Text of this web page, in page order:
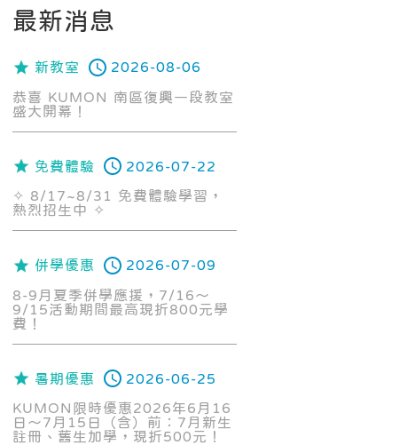
最新消息
新教室 2026-08-06
恭喜 KUMON 南區復興一段教室
盛大開幕！
免費體驗 2026-07-22
✧ 8/17~8/31 免費體驗學習，
熱烈招生中 ✧
併學優惠 2026-07-09
8-9月夏季併學應援，7/16～
9/15活動期間最高現折800元學
費！
暑期優惠 2026-06-25
KUMON限時優惠2026年6月16
日～7月15日（含）前：7月新生
註冊、舊生加學，現折500元！